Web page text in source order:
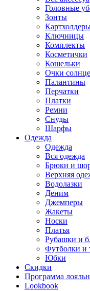
Головные
Зонты
Ключницы
Комплекты
Косметички
Кошельки
Очки
Палантины
Перчатки
Платки
Ремни
Снуды
Шарфы
Одежда
Одежда
Вся одежда
Брюки и
Верхняя
Водолазки
Деним
Джемперы
Жакеты
Носки
Платья
Рубашки и
Футболки и
Юбки
Скидки
Программа
Lookbook